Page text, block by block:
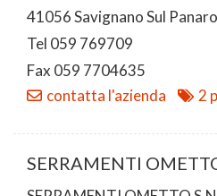
41056 Savignano Sul
Tel 059 769709
Fax 059 7704635
contatta l'azienda
2
SERRAMENTI